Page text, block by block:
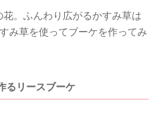
。ふんわり広がるかすみ草は
み草を使ってブーケを作ってみ
るリースブーケ